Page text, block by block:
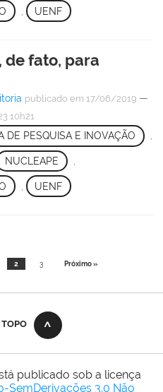
UENF
de fato, para
publicado em 17/06/2019 —
10h21
DE PESQUISA E INOVAÇÃO ,
NUCLEAPE
UENF
2 3 Próximo »
publicado sob a licença
SemDerivações 3.0 Não